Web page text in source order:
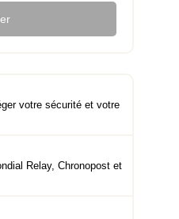
votre sécurité et votre
Relay, Chronopost et